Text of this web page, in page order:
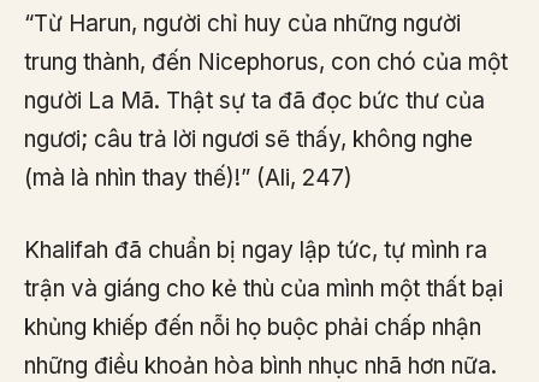
“Từ Harun, người chỉ huy của những người
trung thành, đến Nicephorus, con chó của một
người La Mã. Thật sự ta đã đọc bức thư của
ngươi; câu trả lời ngươi sẽ thấy, không nghe
(mà là nhìn thay thế)!” (Ali, 247)
Khalifah đã chuẩn bị ngay lập tức, tự mình ra
trận và giáng cho kẻ thù của mình một thất bại
khủng khiếp đến nỗi họ buộc phải chấp nhận
những điều khoản hòa bình nhục nhã hơn nữa.